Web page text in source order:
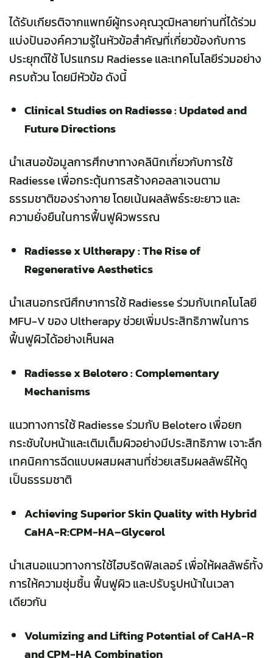
ได้รับเกียรติจากแพทย์ผู้ทรงคุณวุฒิหลายท่านที่ได้ร่วม
แบ่งปันองค์ความรู้ในหัวข้อสำคัญที่เกี่ยวข้องกับการ
ประยุกต์ใช้ โปรแกรม Radiesse และเทคโนโลยีร่วมอย่าง
ครบถ้วน โดยมีหัวข้อ ดังนี้
Clinical Studies on Radiesse : Updated and
Future Directions
นำเสนอข้อมูลการศึกษาทางคลินิกเกี่ยวกับการใช้
Radiesse เพื่อกระตุ้นการสร้างคอลลาเจนตาม
ธรรมชาติของร่างกาย โดยเน้นผลลัพธ์ระยะยาว และ
ความยั่งยืนในการฟื้นฟูผิวพรรณ
Radiesse x Ultherapy : The Rise of
Regenerative Aesthetics
นำเสนอกรณีศึกษาการใช้ Radiesse ร่วมกับเทคโนโลยี
MFU-V ของ Ultherapy ช่วยเพิ่มประสิทธิภาพในการ
ฟื้นฟูผิวได้อย่างเห็นผล
Radiesse x Belotero : Complementary
Mechanisms
แนวทางการใช้ Radiesse ร่วมกับ Belotero เพื่อยก
กระชับใบหน้าและเติมเต็มผิวอย่างมีประสิทธิภาพ เจาะลึก
เทคนิคการฉีดแบบผสมผสานที่ช่วยเสริมผลลัพธ์ให้ดู
เป็นธรรมชาติ
Achieving Superior Skin Quality with Hybrid
CaHA-R:CPM-HA–Glycerol
นำเสนอแนวทางการใช้ไฮบริดฟิลเลอร์ เพื่อให้ผลลัพธ์ทั้ง
การให้ความชุ่มชื้น ฟื้นฟูผิว และปรับรูปหน้าในเวลา
เดียวกัน
Volumizing and Lifting Potential of CaHA-R
and CPM-HA Combination